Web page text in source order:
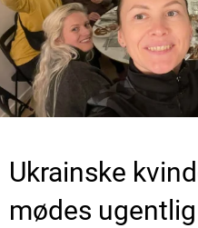
Ukrainske
mødes ugentlig